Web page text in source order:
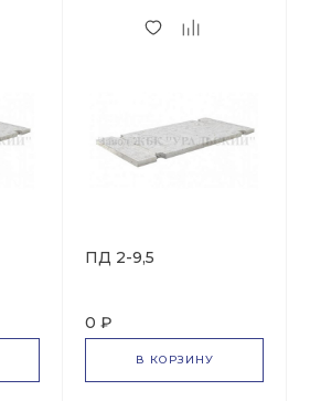
ПД 2-9,5
0 ₽
В КОРЗИНУ